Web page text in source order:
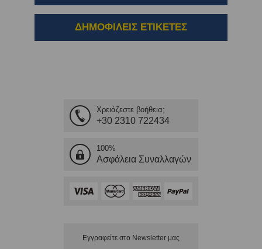
ΔΗΜΟΦΙΛΕΙΣ ΕΤΙΚΕΤΕΣ
Χρειάζεστε βοήθεια;
+30 2310 722434
100%
Ασφάλεια Συναλλαγών
Εγγραφείτε στο Νewsletter μας